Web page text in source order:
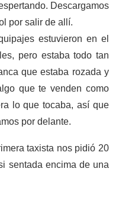
Descargamos
por salir de allí.
estuvieron en el
pero estaba todo tan
que estaba rozada y
que te venden como
lo que tocaba, así que
por delante.
taxista nos pidió 20
sentada encima de una